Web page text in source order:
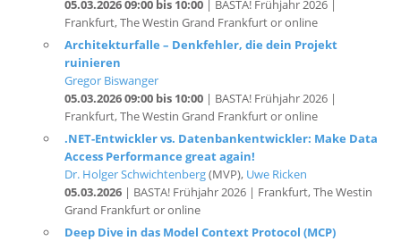
Architekturfalle – Denkfehler, die dein Projekt
ruinieren
Gregor Biswanger
05.03.2026 09:00 bis 10:00
Frankfurt, The Westin Grand Frankfurt or online
.NET-Entwickler vs. Datenbankentwickler: Make Data
Access Performance great again!
Dr. Holger Schwichtenberg(MVP),Uwe Ricken
05.03.2026| BASTA! Frühjahr 2026 | Frankfurt, The Westin
Grand Frankfurt or online
Deep Dive in das Model Context Protocol (MCP)
Rainer Stropek
04.03.2026 17:00 bis 18:00| BASTA! Frühjahr 2026 |